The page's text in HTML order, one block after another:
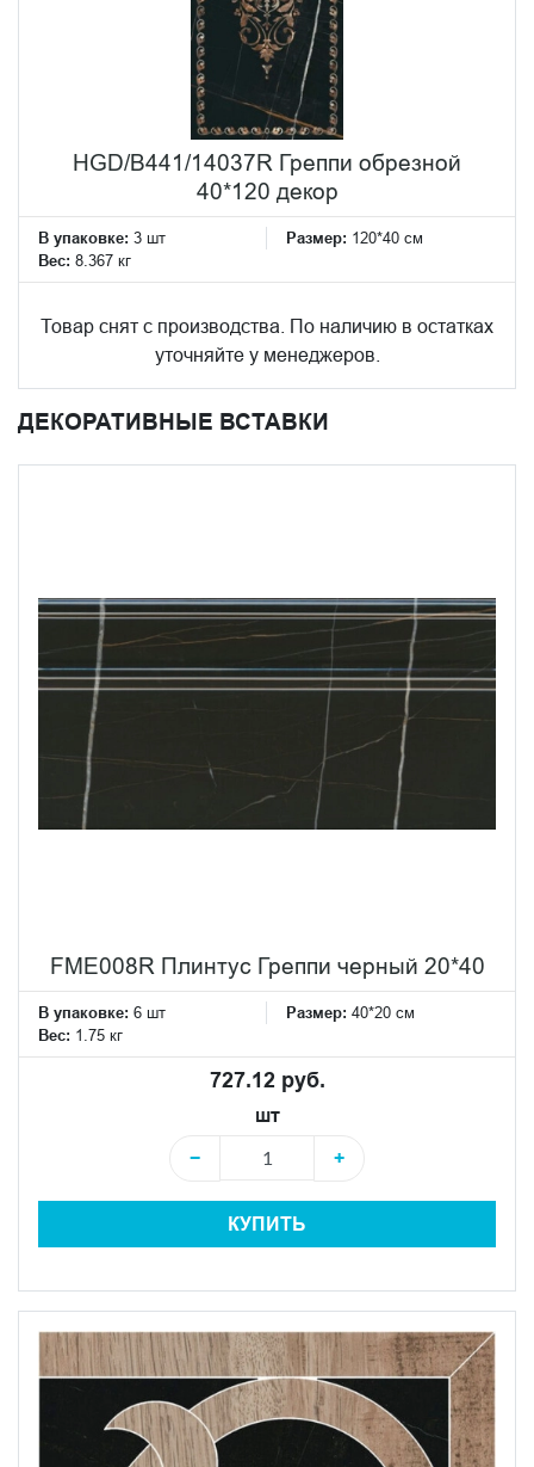
HGD/B441/14037R Греппи обрезной
40*120 декор
В упаковке: 3 шт Размер: 120*40 см
Вес: 8.367 кг
Товар снят с производства. По наличию в остатках
уточняйте у менеджеров.
ДЕКОРАТИВНЫЕ ВСТАВКИ
FME008R Плинтус Греппи черный 20*40
В упаковке: 6 шт Размер: 40*20 см
Вес: 1.75 кг
727.12 руб.
шт
−
+
КУПИТЬ